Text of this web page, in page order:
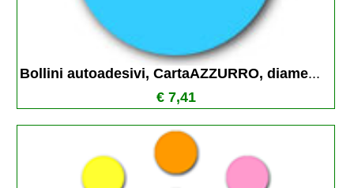
Bollini autoadesivi, CartaAZZURRO, diame...
€ 7,41